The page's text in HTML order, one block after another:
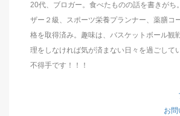
20代、ブロガー。食べたものの話を書きがち
ザー２級、スポーツ栄養プランナー、薬膳コ
格を取得済み。趣味は、バスケットボール観
理をしなければ気が済まない日々を過ごして
不得手です！！！
お問